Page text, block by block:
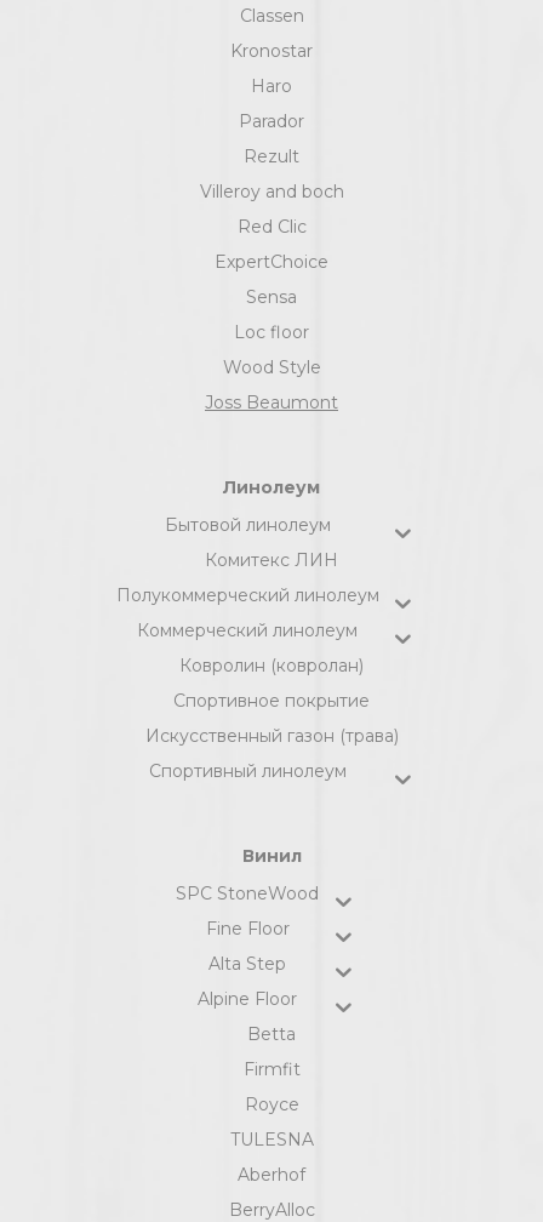
Classen
Kronostar
Haro
Parador
Rezult
Villeroy and boch
Red Clic
ExpertChoice
Sensa
Loc floor
Wood Style
Joss Beaumont
Линолеум
Бытовой линолеум
Комитекс ЛИН
Полукоммерческий линолеум
Коммерческий линолеум
Ковролин (ковролан)
Спортивное покрытие
Искусственный газон (трава)
Спортивный линолеум
Винил
SPC StoneWood
Fine Floor
Alta Step
Alpine Floor
Betta
Firmfit
Royce
TULESNA
Aberhof
BerryAlloc